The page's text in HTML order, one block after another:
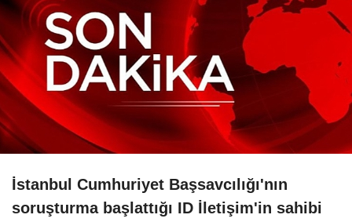
İstanbul Cumhuriyet Başsavcılığı'nın
soruşturma başlattığı ID İletişim'in sahibi